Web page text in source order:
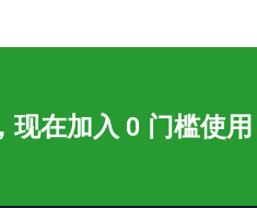
现在加入 0 门槛使用